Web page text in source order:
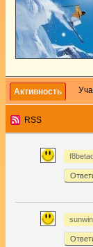
Активность
RSS